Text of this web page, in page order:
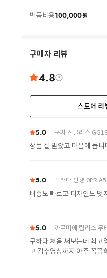
반품비용100,000원
구매자 리뷰
4.8
스토어 리
5.0 구찌 선글라스
상품 잘 받았고 마음에 듭니
5.0 프라다 안경 0PR
배송도 빠르고 디자인도
5.0 까르띠에 림리스 무
구하다 처음 써보는데 최고
고 검수영상까지 아주 꼼꼼